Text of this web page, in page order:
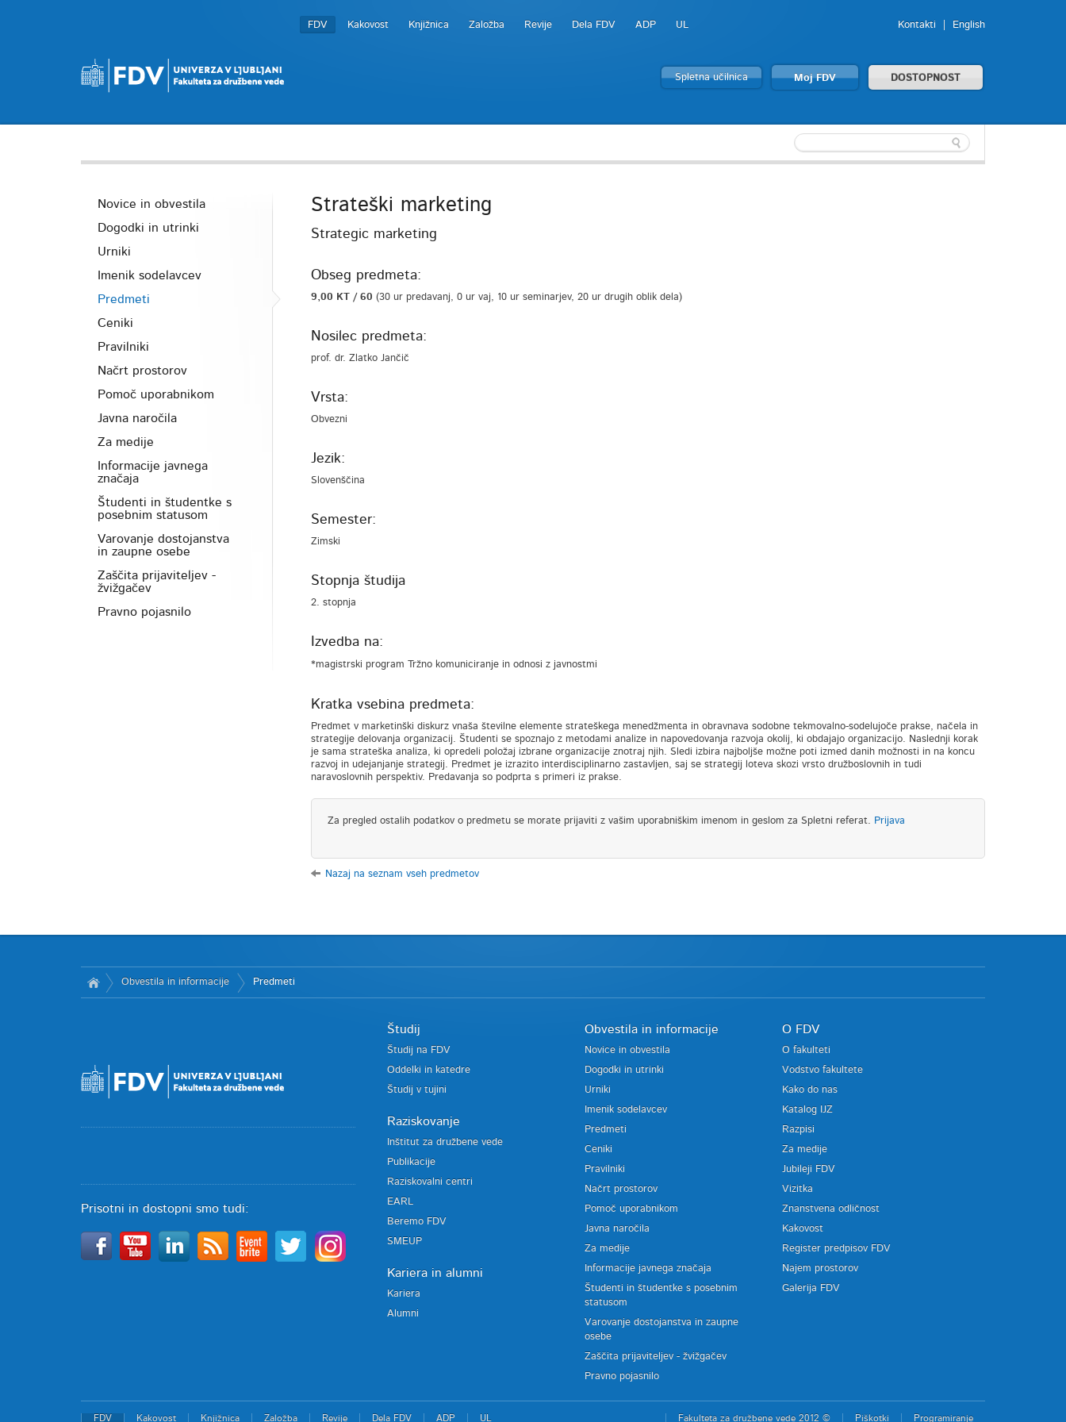
FDV Kakovost Knjižnica Založba Revije Dela FDV ADP UL Kontakti English
Spletna učilnica Moj FDV DOSTOPNOST
Novice in obvestila
Dogodki in utrinki
Urniki
Imenik sodelavcev
Predmeti
Ceniki
Pravilniki
Načrt prostorov
Pomoč uporabnikom
Javna naročila
Za medije
Informacije javnega
značaja
Študenti in študentke s
posebnim statusom
Varovanje dostojanstva
in zaupne osebe
Zaščita prijaviteljev -
žvižgačev
Pravno pojasnilo
Strateški marketing
Strategic marketing
Obseg predmeta:
9,00 KT / 60 (30 ur predavanj, 0 ur vaj, 10 ur seminarjev, 20 ur drugih oblik dela)
Nosilec predmeta:
prof. dr. Zlatko Jančič
Vrsta:
Obvezni
Jezik:
Slovenščina
Semester:
Zimski
Stopnja študija
2. stopnja
Izvedba na:
*magistrski program Tržno komuniciranje in odnosi z javnostmi
Kratka vsebina predmeta:
Predmet v marketinški diskurz vnaša številne elemente strateškega menedžmenta in obravnava sodobne tekmovalno-sodelujoče prakse, načela in
strategije delovanja organizacij. Študenti se spoznajo z metodami analize in napovedovanja razvoja okolij, ki obdajajo organizacijo. Naslednji korak
je sama strateška analiza, ki opredeli položaj izbrane organizacije znotraj njih. Sledi izbira najboljše možne poti izmed danih možnosti in na koncu
razvoj in udejanjanje strategij. Predmet je izrazito interdisciplinarno zastavljen, saj se strategij loteva skozi vrsto družboslovnih in tudi
naravoslovnih perspektiv. Predavanja so podprta s primeri iz prakse.
Za pregled ostalih podatkov o predmetu se morate prijaviti z vašim uporabniškim imenom in geslom za Spletni referat. Prijava
Nazaj na seznam vseh predmetov
Obvestila in informacije Predmeti
Prisotni in dostopni smo tudi:
Študij
Študij na FDV
Oddelki in katedre
Študij v tujini
Raziskovanje
Inštitut za družbene vede
Publikacije
Raziskovalni centri
EARL
Beremo FDV
SMEUP
Kariera in alumni
Kariera
Alumni
Obvestila in informacije
Novice in obvestila
Dogodki in utrinki
Urniki
Imenik sodelavcev
Predmeti
Ceniki
Pravilniki
Načrt prostorov
Pomoč uporabnikom
Javna naročila
Za medije
Informacije javnega značaja
Študenti in študentke s posebnim
statusom
Varovanje dostojanstva in zaupne
osebe
Zaščita prijaviteljev - žvižgačev
Pravno pojasnilo
O FDV
O fakulteti
Vodstvo fakultete
Kako do nas
Katalog IJZ
Razpisi
Za medije
Jubileji FDV
Vizitka
Znanstvena odličnost
Kakovost
Register predpisov FDV
Najem prostorov
Galerija FDV
FDV Kakovost Knjižnica Založba Revije Dela FDV ADP UL Fakulteta za družbene vede 2012 © Piškotki Programiranje